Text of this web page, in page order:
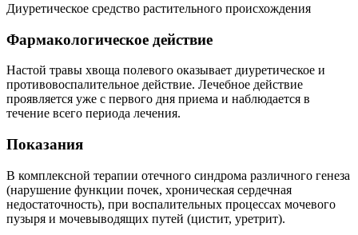
Диуретическое средство растительного происхождения
Фармакологическое действие
Настой травы хвоща полевого оказывает диуретическое и
противовоспалительное действие. Лечебное действие
проявляется уже с первого дня приема и наблюдается в
течение всего периода лечения.
Показания
В комплексной терапии отечного синдрома различного генеза
(нарушение функции почек, хроническая сердечная
недостаточность), при воспалительных процессах мочевого
пузыря и мочевыводящих путей (цистит, уретрит).